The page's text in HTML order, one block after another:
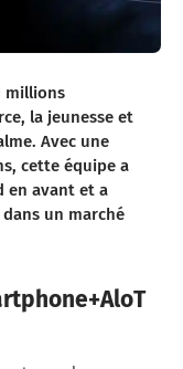
millions
la jeunesse et
Avec une
cette équipe a
en avant et a
un marché